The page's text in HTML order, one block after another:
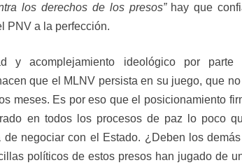
los derechos de los presos”hay que
PNV a la perfección.
y acomplejamiento ideológico por parte
que el MLNV persista en su juego, que
meses. Es por eso que el posicionamiento
en todos los procesos de paz lo poco
negociar con el Estado. ¿Deben los
políticos de estos presos han jugado de